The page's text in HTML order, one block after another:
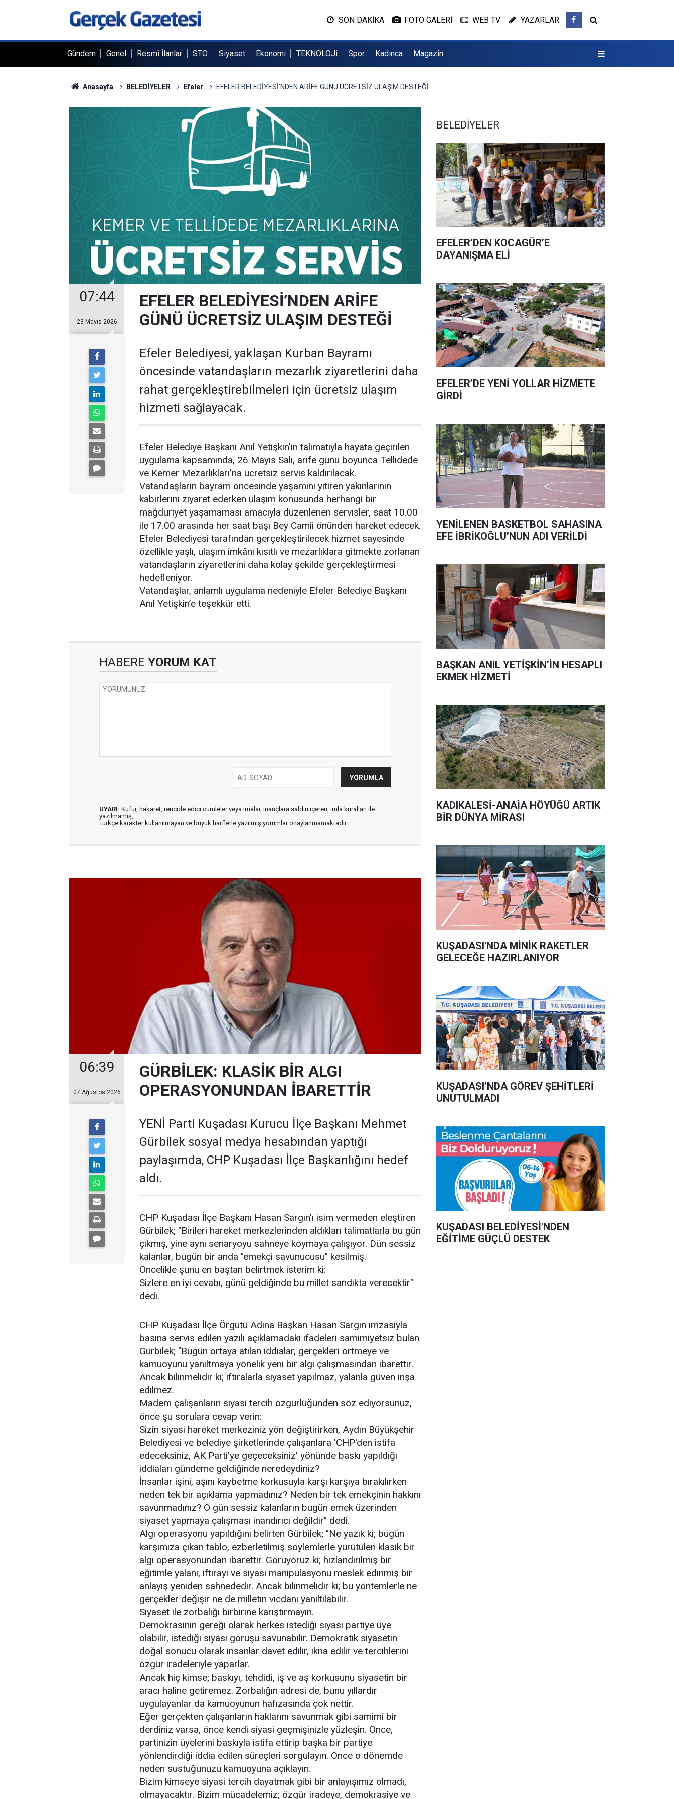
SON DAKİKA FOTO GALERİ WEB TV YAZARLAR
Gündem Genel Resmi İlanlar STO Siyaset Ekonomi TEKNOLOJi Spor Kadınca Magazin
Anasayfa BELEDİYELER Efeler EFELER BELEDİYESİ’NDEN ARİFE GÜNÜ ÜCRETSİZ ULAŞIM DESTEĞİ
07:44
23 Mayıs 2026
EFELER BELEDİYESİ’NDEN ARİFE
GÜNÜ ÜCRETSİZ ULAŞIM DESTEĞİ
Efeler Belediyesi, yaklaşan Kurban Bayramı
öncesinde vatandaşların mezarlık ziyaretlerini daha
rahat gerçekleştirebilmeleri için ücretsiz ulaşım
hizmeti sağlayacak.
Efeler Belediye Başkanı Anıl Yetişkin’in talimatıyla hayata geçirilen
uygulama kapsamında, 26 Mayıs Salı, arife günü boyunca Tellidede
ve Kemer Mezarlıkları’na ücretsiz servis kaldırılacak.
Vatandaşların bayram öncesinde yaşamını yitiren yakınlarının
kabirlerini ziyaret ederken ulaşım konusunda herhangi bir
mağduriyet yaşamaması amacıyla düzenlenen servisler, saat 10.00
ile 17.00 arasında her saat başı Bey Camii önünden hareket edecek.
Efeler Belediyesi tarafından gerçekleştirilecek hizmet sayesinde
özellikle yaşlı, ulaşım imkânı kısıtlı ve mezarlıklara gitmekte zorlanan
vatandaşların ziyaretlerini daha kolay şekilde gerçekleştirmesi
hedefleniyor.
Vatandaşlar, anlamlı uygulama nedeniyle Efeler Belediye Başkanı
Anıl Yetişkin’e teşekkür etti.
HABERE YORUM KAT
UYARI: Küfür, hakaret, rencide edici cümleler veya imalar, inançlara saldırı içeren, imla kuralları ile
yazılmamış,
Türkçe karakter kullanılmayan ve büyük harflerle yazılmış yorumlar onaylanmamaktadır.
06:39
07 Ağustos 2026
GÜRBİLEK: KLASİK BİR ALGI
OPERASYONUNDAN İBARETTİR
YENİ Parti Kuşadası Kurucu İlçe Başkanı Mehmet
Gürbilek sosyal medya hesabından yaptığı
paylaşımda, CHP Kuşadası İlçe Başkanlığını hedef
aldı.
CHP Kuşadası İlçe Başkanı Hasan Sargın'ı isim vermeden eleştiren
Gürbilek; "Birileri hareket merkezlerinden aldıkları talimatlarla bu gün
çıkmış, yine aynı senaryoyu sahneye koymaya çalışıyor. Dün sessiz
kalanlar, bugün bir anda "emekçi savunucusu" kesilmiş.
Öncelikle şunu en baştan belirtmek isterim ki:
Sizlere en iyi cevabı, günü geldiğinde bu millet sandıkta verecektir"
dedi.
CHP Kuşadası İlçe Örgütü Adına Başkan Hasan Sargın imzasıyla
basına servis edilen yazılı açıklamadaki ifadeleri samimiyetsiz bulan
Gürbilek; "Bugün ortaya atılan iddialar, gerçekleri örtmeye ve
kamuoyunu yanıltmaya yönelik yeni bir algı çalışmasından ibarettir.
Ancak bilinmelidir ki; iftiralarla siyaset yapılmaz, yalanla güven inşa
edilmez.
Madem çalışanların siyasi tercih özgürlüğünden söz ediyorsunuz,
önce şu sorulara cevap verin:
Sizin siyasi hareket merkeziniz yön değiştirirken, Aydın Büyükşehir
Belediyesi ve belediye şirketlerinde çalışanlara 'CHP'den istifa
edeceksiniz, AK Parti'ye geçeceksiniz' yönünde baskı yapıldığı
iddiaları gündeme geldiğinde neredeydiniz?
İnsanlar işini, aşını kaybetme korkusuyla karşı karşıya bırakılırken
neden tek bir açıklama yapmadınız? Neden bir tek emekçinin hakkını
savunmadınız? O gün sessiz kalanların bugün emek üzerinden
siyaset yapmaya çalışması inandırıcı değildir" dedi.
Algı operasyonu yapıldığını belirten Gürbilek; "Ne yazık ki; bugün
karşımıza çıkan tablo, ezberletilmiş söylemlerle yürütülen klasik bir
algı operasyonundan ibarettir. Görüyoruz ki; hızlandırılmış bir
eğitimle yalanı, iftirayı ve siyasi manipülasyonu meslek edinmiş bir
anlayış yeniden sahnededir. Ancak bilinmelidir ki; bu yöntemlerle ne
gerçekler değişir ne de milletin vicdanı yanıltılabilir.
Siyaset ile zorbalığı birbirine karıştırmayın.
Demokrasinin gereği olarak herkes istediği siyasi partiye üye
olabilir, istediği siyasi görüşü savunabilir. Demokratik siyasetin
doğal sonucu olarak insanlar davet edilir, ikna edilir ve tercihlerini
özgür iradeleriyle yaparlar.
Ancak hiç kimse; baskıyı, tehdidi, iş ve aş korkusunu siyasetin bir
aracı haline getiremez. Zorbalığın adresi de, bunu yıllardır
uygulayanlar da kamuoyunun hafızasında çok nettir.
Eğer gerçekten çalışanların haklarını savunmak gibi samimi bir
derdiniz varsa, önce kendi siyasi geçmişinizle yüzleşin. Önce,
partinizin üyelerini baskıyla istifa ettirip başka bir partiye
yönlendirdiği iddia edilen süreçleri sorgulayın. Önce o dönemde
neden sustuğunuzu kamuoyuna açıklayın.
Bizim kimseye siyasi tercih dayatmak gibi bir anlayışımız olmadı,
olmayacaktır. Bizim mücadelemiz; özgür iradeye, demokrasiye ve
BELEDİYELER
EFELER’DEN KOCAGÜR’E
DAYANIŞMA ELİ
EFELER’DE YENİ YOLLAR HİZMETE
GİRDİ
YENİLENEN BASKETBOL SAHASINA
EFE İBRİKOĞLU’NUN ADI VERİLDİ
BAŞKAN ANIL YETİŞKİN’İN HESAPLI
EKMEK HİZMETİ
KADIKALESİ-ANAİA HÖYÜĞÜ ARTIK
BİR DÜNYA MİRASI
KUŞADASI'NDA MİNİK RAKETLER
GELECEĞE HAZIRLANIYOR
KUŞADASI’NDA GÖREV ŞEHİTLERİ
UNUTULMADI
KUŞADASI BELEDİYESİ'NDEN
EĞİTİME GÜÇLÜ DESTEK